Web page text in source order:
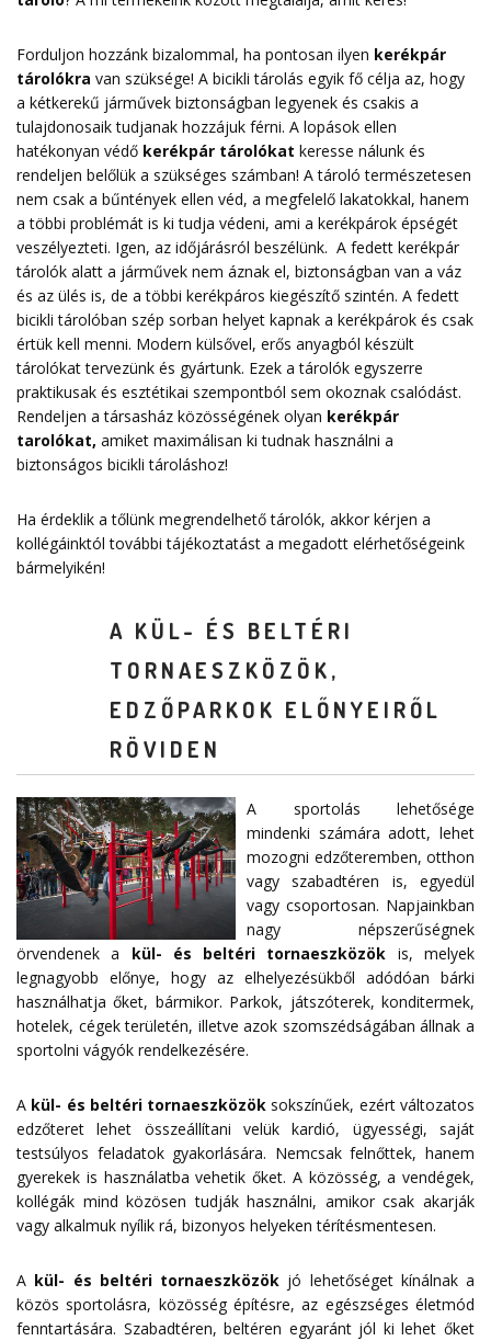
Forduljon hozzánk bizalommal, ha pontosan ilyen kerékpár
tárolókra van szüksége! A bicikli tárolás egyik fő célja az, hogy
a kétkerekű járművek biztonságban legyenek és csakis a
tulajdonosaik tudjanak hozzájuk férni. A lopások ellen
hatékonyan védő kerékpár tárolókat keresse nálunk és
rendeljen belőlük a szükséges számban! A tároló természetesen
nem csak a bűntények ellen véd, a megfelelő lakatokkal, hanem
a többi problémát is ki tudja védeni, ami a kerékpárok épségét
veszélyezteti. Igen, az időjárásról beszélünk. A fedett kerékpár
tárolók alatt a járművek nem áznak el, biztonságban van a váz
és az ülés is, de a többi kerékpáros kiegészítő szintén. A fedett
bicikli tárolóban szép sorban helyet kapnak a kerékpárok és csak
értük kell menni. Modern külsővel, erős anyagból készült
tárolókat tervezünk és gyártunk. Ezek a tárolók egyszerre
praktikusak és esztétikai szempontból sem okoznak csalódást.
Rendeljen a társasház közösségének olyan kerékpár
tarolókat, amiket maximálisan ki tudnak használni a
biztonságos bicikli tároláshoz!
Ha érdeklik a tőlünk megrendelhető tárolók, akkor kérjen a
kollégáinktól további tájékoztatást a megadott elérhetőségeink
bármelyikén!
A KÜL- ÉS BELTÉRI
TORNAESZKÖZÖK,
EDZŐPARKOK ELŐNYEIRŐL
RÖVIDEN
A sportolás lehetősége
mindenki számára adott, lehet
mozogni edzőteremben, otthon
vagy szabadtéren is, egyedül
vagy csoportosan. Napjainkban
nagy népszerűségnek
örvendenek a kül- és beltéri tornaeszközök is, melyek
legnagyobb előnye, hogy az elhelyezésükből adódóan bárki
használhatja őket, bármikor. Parkok, játszóterek, konditermek,
hotelek, cégek területén, illetve azok szomszédságában állnak a
sportolni vágyók rendelkezésére.
A kül- és beltéri tornaeszközök sokszínűek, ezért változatos
edzőteret lehet összeállítani velük kardió, ügyességi, saját
testsúlyos feladatok gyakorlására. Nemcsak felnőttek, hanem
gyerekek is használatba vehetik őket. A közösség, a vendégek,
kollégák mind közösen tudják használni, amikor csak akarják
vagy alkalmuk nyílik rá, bizonyos helyeken térítésmentesen.
A kül- és beltéri tornaeszközök jó lehetőséget kínálnak a
közös sportolásra, közösség építésre, az egészséges életmód
fenntartására. Szabadtéren, beltéren egyaránt jól ki lehet őket